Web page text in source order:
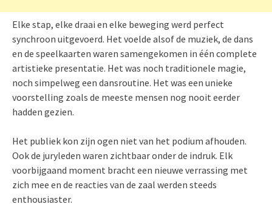
Elke stap, elke draai en elke beweging werd perfect
synchroon uitgevoerd. Het voelde alsof de muziek, de dans
en de speelkaarten waren samengekomen in één complete
artistieke presentatie. Het was noch traditionele magie,
noch simpelweg een dansroutine. Het was een unieke
voorstelling zoals de meeste mensen nog nooit eerder
hadden gezien.
Het publiek kon zijn ogen niet van het podium afhouden.
Ook de juryleden waren zichtbaar onder de indruk. Elk
voorbijgaand moment bracht een nieuwe verrassing met
zich mee en de reacties van de zaal werden steeds
enthousiaster.